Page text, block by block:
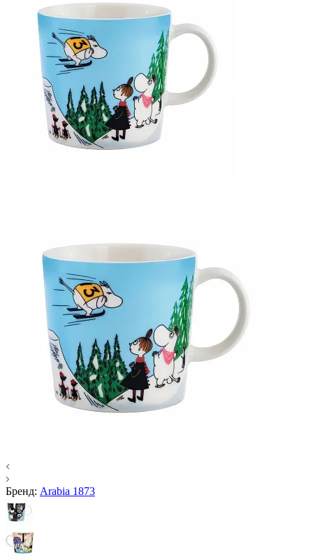
Бренд: Arabia 1873